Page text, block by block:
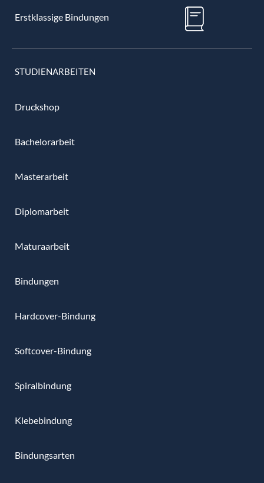
Erstklassige Bindungen
STUDIENARBEITEN
Druckshop
Bachelorarbeit
Masterarbeit
Diplomarbeit
Maturaarbeit
Bindungen
Hardcover-Bindung
Softcover-Bindung
Spiralbindung
Klebebindung
Bindungsarten